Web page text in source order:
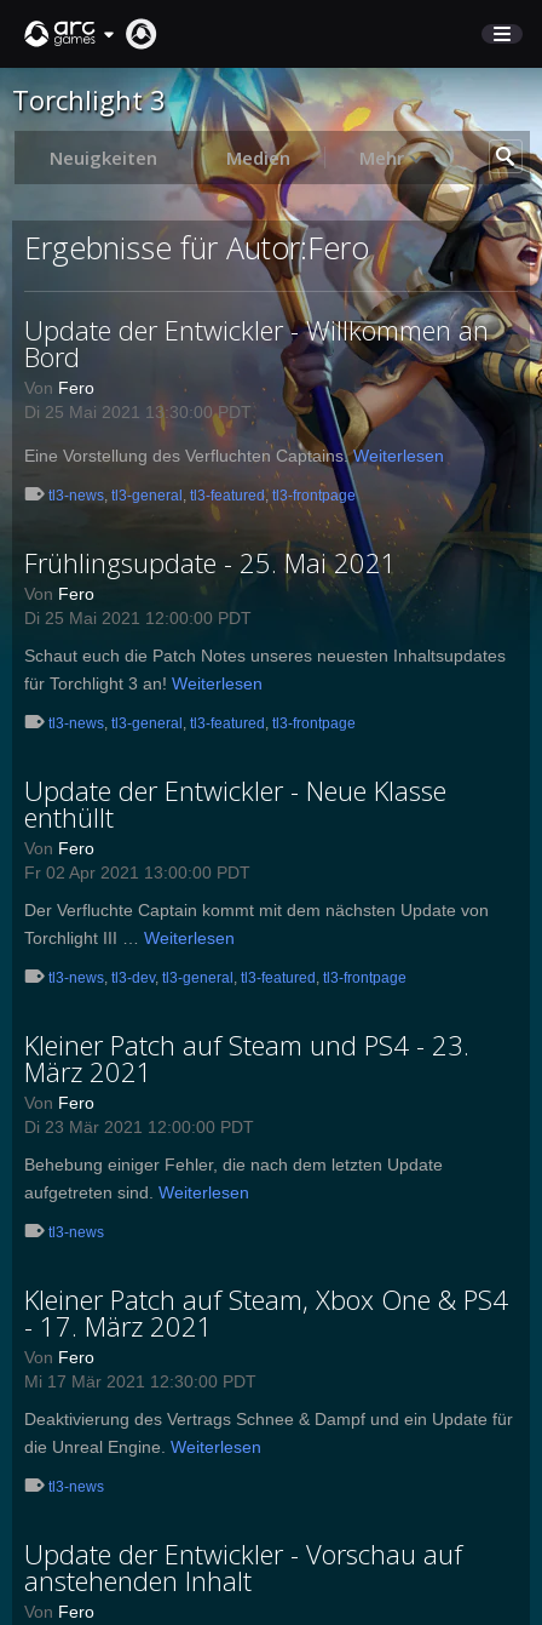
MARKTPLATZ
KUNDENSERVICE
Anmelden
English
Deutsch
Français
Italiano
Pусский
Español
Torchlight 3
Neuigkeiten Medien Mehr
Ergebnisse für Autor:Fero
Update der Entwickler - Willkommen an
Bord
Von Fero
Di 25 Mai 2021 13:30:00 PDT
Eine Vorstellung des Verfluchten Captains.Weiterlesen
tl3-news, tl3-general , tl3-featured, tl3-frontpage
Frühlingsupdate - 25. Mai 2021
Von Fero
Di 25 Mai 2021 12:00:00 PDT
Schaut euch die Patch Notes unseres neuesten Inhaltsupdates
für Torchlight 3 an! Weiterlesen
tl3-news, tl3-general , tl3-featured , tl3-frontpage
Update der Entwickler - Neue Klasse
enthüllt
Von Fero
Fr 02 Apr 2021 13:00:00 PDT
Der Verfluchte Captain kommt mit dem nächsten Update von
Torchlight III … Weiterlesen
tl3-news, tl3-dev, tl3-general , tl3-featured , tl3-frontpage
Kleiner Patch auf Steam und PS4 - 23.
März 2021
Von Fero
Di 23 Mär 2021 12:00:00 PDT
Behebung einiger Fehler, die nach dem letzten Update
aufgetreten sind. Weiterlesen
tl3-news
Kleiner Patch auf Steam, Xbox One & PS4
- 17. März 2021
Von Fero
Mi 17 Mär 2021 12:30:00 PDT
Deaktivierung des Vertrags Schnee & Dampf und ein Update für
die Unreal Engine. Weiterlesen
tl3-news
Update der Entwickler - Vorschau auf
anstehenden Inhalt
Von Fero